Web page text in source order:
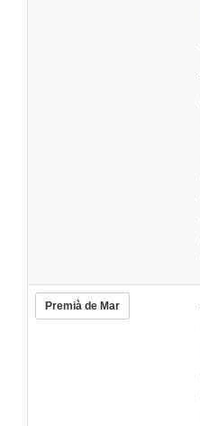
Premià de Mar